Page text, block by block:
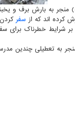
منجر به بارش برف و
کرده اند که از سفر
شرایط خطرناک برای
به تعطیلی چندین